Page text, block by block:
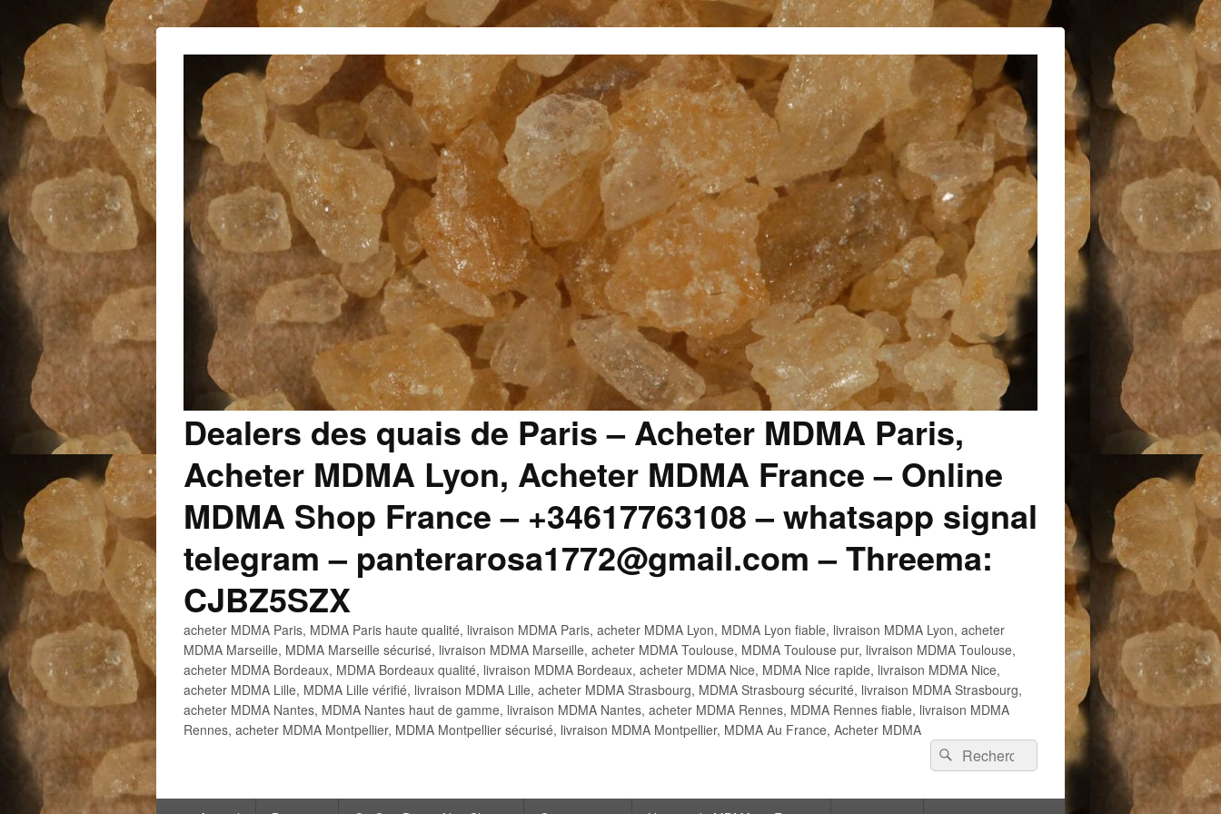
Dealers des quais de Paris – Acheter MDMA Paris,
Acheter MDMA Lyon, Acheter MDMA France – Online
MDMA Shop France – +34617763108 – whatsapp signal
telegram – panterarosa1772@gmail.com – Threema:
CJBZ5SZX
acheter MDMA Paris, MDMA Paris haute qualité, livraison MDMA Paris, acheter MDMA Lyon, MDMA Lyon fiable, livraison MDMA Lyon, acheter
MDMA Marseille, MDMA Marseille sécurisé, livraison MDMA Marseille, acheter MDMA Toulouse, MDMA Toulouse pur, livraison MDMA Toulouse,
acheter MDMA Bordeaux, MDMA Bordeaux qualité, livraison MDMA Bordeaux, acheter MDMA Nice, MDMA Nice rapide, livraison MDMA Nice,
acheter MDMA Lille, MDMA Lille vérifié, livraison MDMA Lille, acheter MDMA Strasbourg, MDMA Strasbourg sécurité, livraison MDMA Strasbourg,
acheter MDMA Nantes, MDMA Nantes haut de gamme, livraison MDMA Nantes, acheter MDMA Rennes, MDMA Rennes fiable, livraison MDMA
Rennes, acheter MDMA Montpellier, MDMA Montpellier sécurisé, livraison MDMA Montpellier, MDMA Au France, Acheter MDMA
Recherche :
Rechercher
Menu